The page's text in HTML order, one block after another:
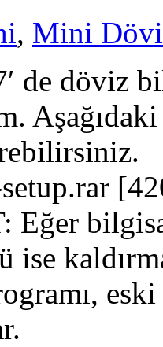
, Mini
de döviz
ise